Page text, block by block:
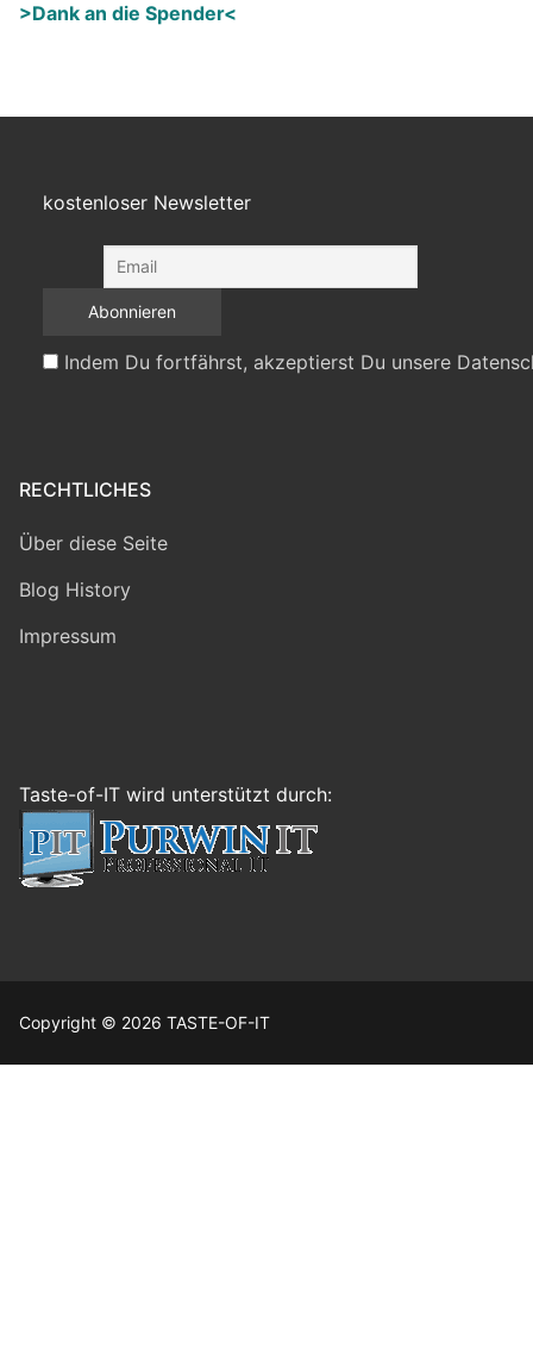
>Dank an die Spender<
kostenloser Newsletter
Indem Du fortfährst, akzeptierst Du unsere
RECHTLICHES
Über diese Seite
Blog History
Impressum
Taste-of-IT wird unterstützt durch:
Copyright © 2026 TASTE-OF-IT